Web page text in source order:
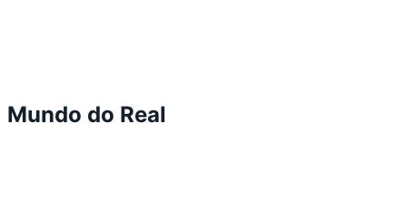
Mundo do Real